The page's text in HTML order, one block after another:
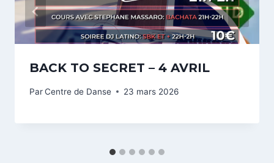
BACK TO SECRET – 4 AVRIL
ParCentre de Danse 23 mars 2026